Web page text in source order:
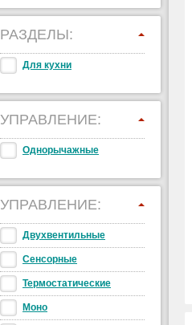
РАЗДЕЛЫ:
Для кухни
УПРАВЛЕНИЕ:
Однорычажные
УПРАВЛЕНИЕ:
Двухвентильные
Сенсорные
Термостатические
Моно